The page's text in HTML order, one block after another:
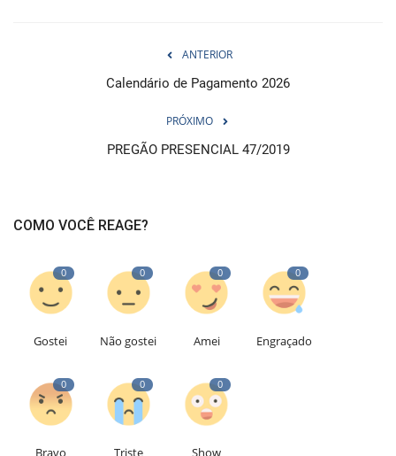
ANTERIOR
Calendário de Pagamento 2026
PRÓXIMO
PREGÃO PRESENCIAL 47/2019
COMO VOCÊ REAGE?
0
Gostei
0
Não gostei
0
Amei
0
Engraçado
0
Bravo
0
Triste
0
Show